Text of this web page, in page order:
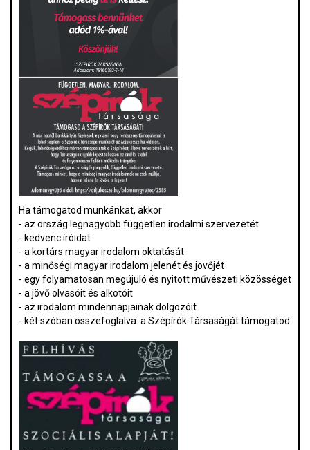
Ha támogatod munkánkat, akkor
- az ország legnagyobb független irodalmi szervezetét
- kedvenc íróidat
- a kortárs magyar irodalom oktatását
- a minőségi magyar irodalom jelenét és jövőjét
- egy folyamatosan megújuló és nyitott művészeti közösséget
- a jövő olvasóit és alkotóit
- az irodalom mindennapjainak dolgozóit
- két szóban összefoglalva: a Szépírók Társaságát támogatod